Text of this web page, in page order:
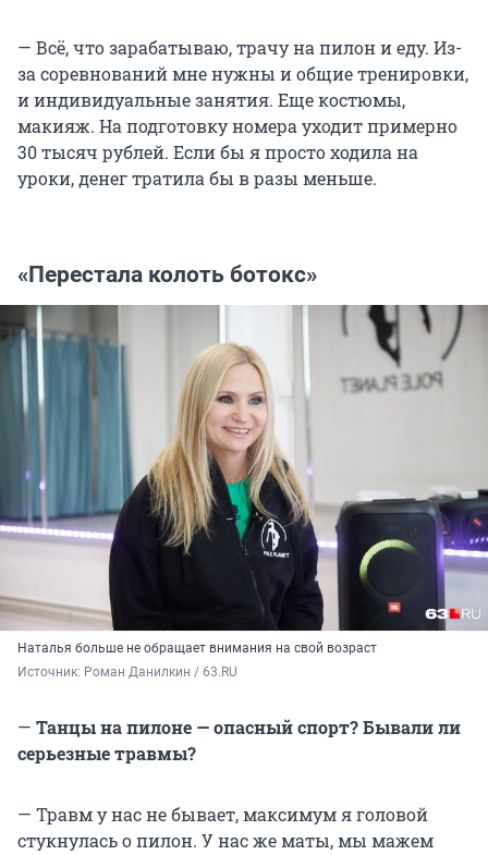
— Всё, что зарабатываю, трачу на пилон и еду. Из-
за соревнований мне нужны и общие тренировки,
и индивидуальные занятия. Еще костюмы,
макияж. На подготовку номера уходит примерно
30 тысяч рублей. Если бы я просто ходила на
уроки, денег тратила бы в разы меньше.
«Перестала колоть ботокс»
Наталья больше не обращает внимания на свой возраст
Источник: Роман Данилкин / 63.RU
— Танцы на пилоне — опасный спорт? Бывали ли
серьезные травмы?
— Травм у нас не бывает, максимум я головой
стукнулась о пилон. У нас же маты, мы мажем